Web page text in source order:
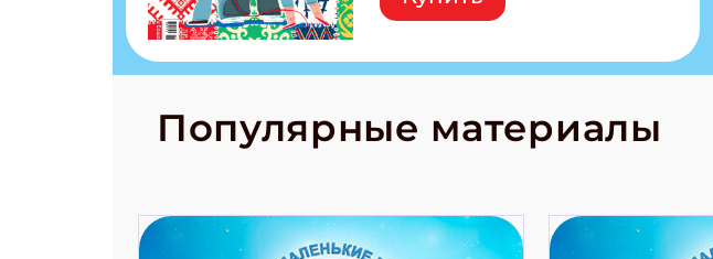
бурятов Настольная игра
странные слова Традиционные
космические приключения!
Популярные материалы